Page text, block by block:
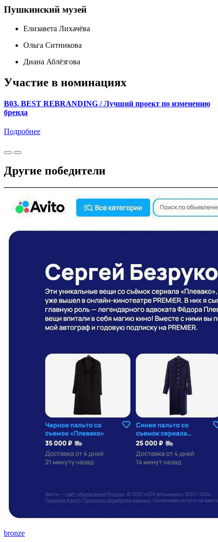
Пушкинский музей
Елизавета Лихачёва
Ольга Ситникова
Диана Аблёзгова
Участие в номинациях
B03. BEST REBRANDING / Лучший проект по изменению
бренда
Подробнее
Другие победители
bronze